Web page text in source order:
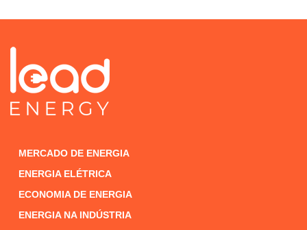
MERCADO DE ENERGIA
ENERGIA ELÉTRICA
ECONOMIA DE ENERGIA
ENERGIA NA INDÚSTRIA